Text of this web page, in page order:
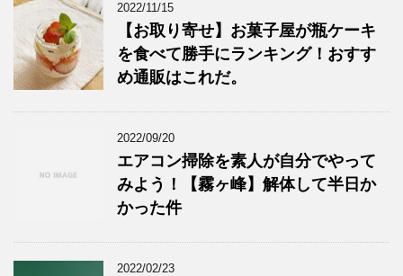
2022/11/15
【お取り寄せ】お菓子屋が瓶ケーキ
を食べて勝手にランキング！おすす
め通販はこれだ。
2022/09/20
エアコン掃除を素人が自分でやって
みよう！【霧ヶ峰】解体して半日か
かった件
2022/02/23